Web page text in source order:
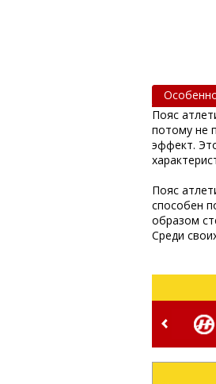
Пояс
потому не
эффект.
Пояс
способен
образом
Среди